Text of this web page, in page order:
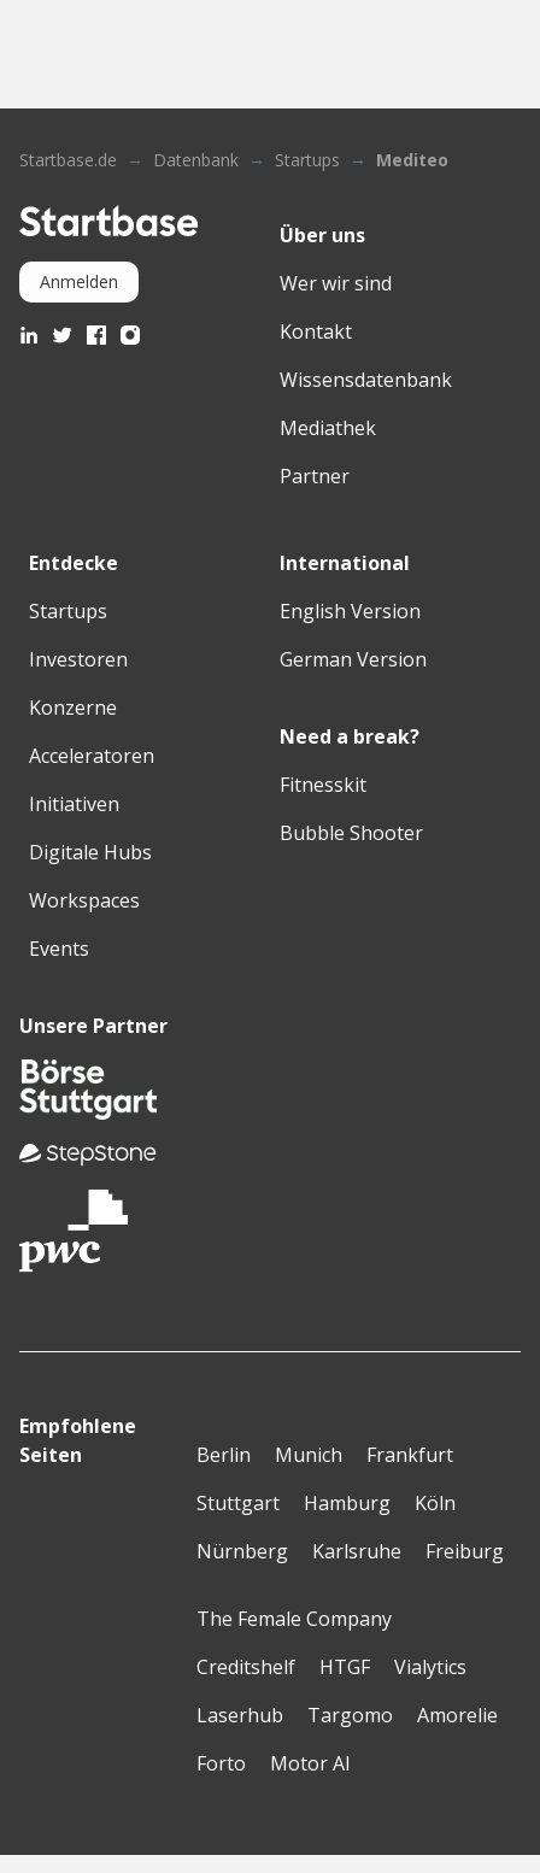
Startbase.de Datenbank Startups Mediteo
Anmelden
Über uns
Wer wir sind
Kontakt
Wissensdatenbank
Mediathek
Partner
Entdecke
Startups
Investoren
Konzerne
Acceleratoren
Initiativen
Digitale Hubs
Workspaces
Events
International
English Version
German Version
Need a break?
Fitnesskit
Bubble Shooter
Unsere Partner
Empfohlene
Seiten
Berlin Munich
Frankfurt
Stuttgart
Hamburg
Köln
Nürnberg
Karlsruhe Freiburg
The Female Company
Creditshelf
HTGF
Vialytics
Laserhub
Targomo
Amorelie
Forto
Motor AI